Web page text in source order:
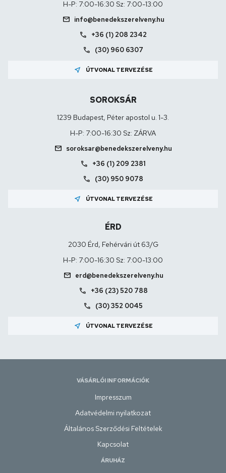
H-P: 7:00-16:30 Sz: 7:00-13:00
mail info@benedekszerelveny.hu
call +36 (1) 208 2342
call (30) 960 6307
near_me ÚTVONAL TERVEZÉSE
SOROKSÁR
1239 Budapest, Péter apostol u. 1-3.
H-P: 7:00-16:30 Sz: ZÁRVA
mail soroksar@benedekszerelveny.hu
call +36 (1) 209 2381
call (30) 950 9078
near_me ÚTVONAL TERVEZÉSE
ÉRD
2030 Érd, Fehérvári út 63/G
H-P: 7:00-16:30 Sz: 7:00-13:00
mail erd@benedekszerelveny.hu
call +36 (23) 520 788
call (30) 352 0045
near_me ÚTVONAL TERVEZÉSE
VÁSÁRLÓI INFORMÁCIÓK
Impresszum
Adatvédelmi nyilatkozat
Általános Szerződési Feltételek
Kapcsolat
ÁRUHÁZ